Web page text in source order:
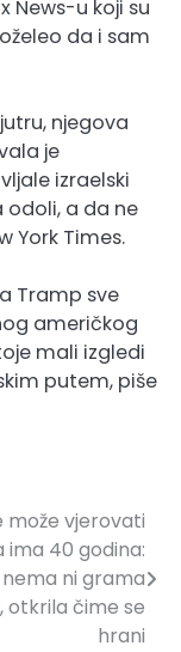
News-u koji su
da i sam
njegova
je
izraelski
a da ne
York Times.
Tramp sve
američkog
mali izgledi
putem, piše
može vjerovati
ima 40 godina:
ni grama
otkrila čime se
hrani